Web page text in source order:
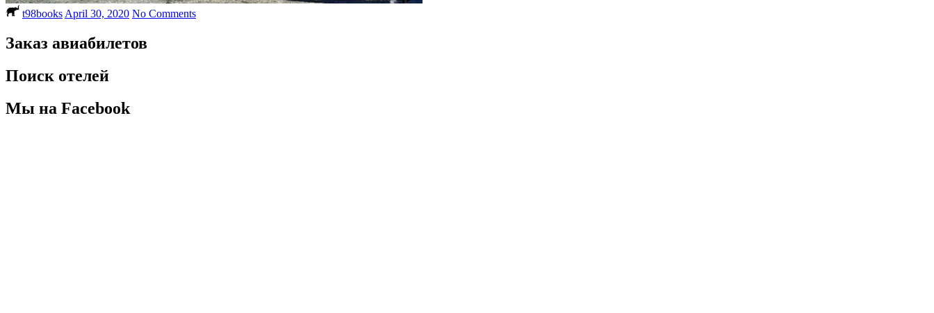
t98books April 30, 2020 No Comments
Заказ авиабилетов
Поиск отелей
Мы на Facebook